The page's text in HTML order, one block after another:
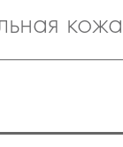
кожа